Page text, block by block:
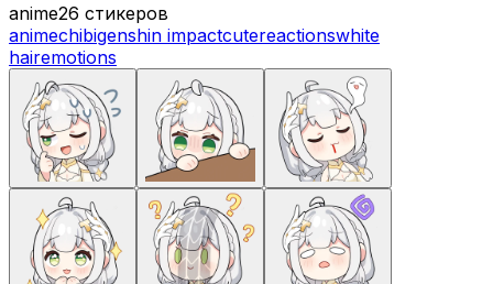
anime26 стикеров
animechibigenshin impactcutereactionswhite
hairemotions